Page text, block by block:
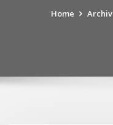
Home